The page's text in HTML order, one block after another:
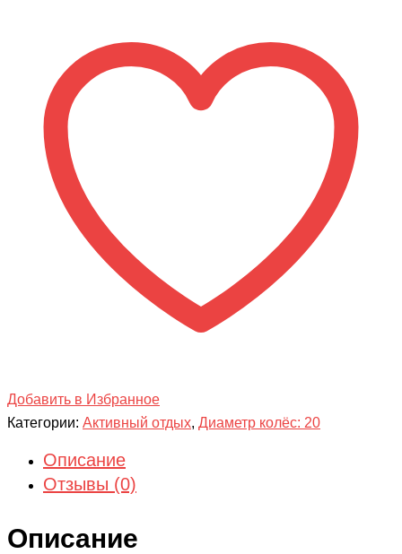
STORM
Добавить в Избранное
Категории: Активный отдых, Диаметр колёс: 20
Описание
Отзывы (0)
Описание